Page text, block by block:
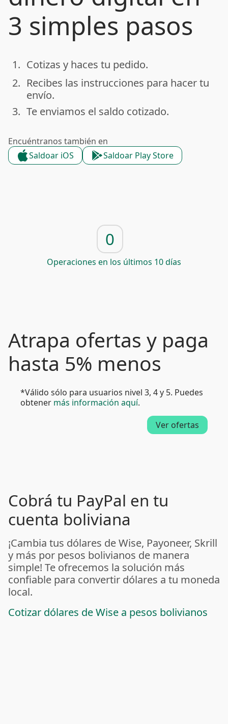
3 simples pasos
done
1. Cotizas y haces tu pedido.
done
2. Recibes las instrucciones para hacer tu
envío.
done
3. Te enviamos el saldo cotizado.
Encuéntranos también en
Saldoar iOS
Saldoar Play Store
0
Operaciones en los últimos 10 días
Atrapa ofertas y paga
hasta 5% menos
*Válido sólo para usuarios nivel 3, 4 y 5. Puedes
obtener más información aquí.
Ver ofertas
Cobrá tu PayPal en tu
cuenta boliviana
¡Cambia tus dólares de Wise, Payoneer, Skrill
y más por pesos bolivianos de manera
simple! Te ofrecemos la solución más
confiable para convertir dólares a tu moneda
local.
Cotizar dólares de Wise a pesos bolivianos